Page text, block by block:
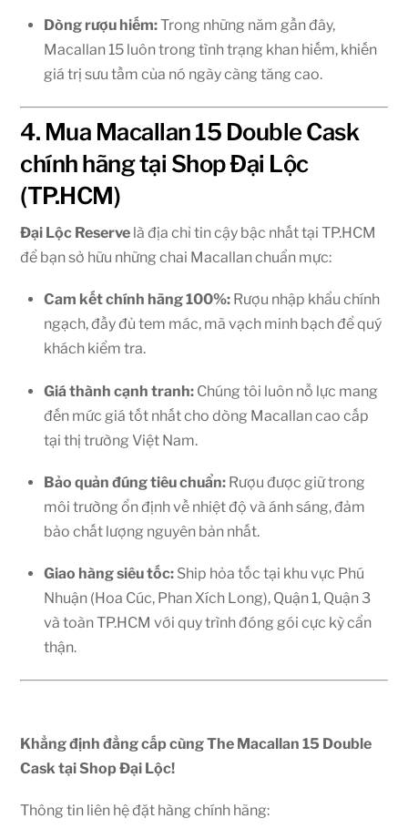
Dòng rượu hiếm:Trong những năm gần đây,
Macallan 15 luôn trong tình trạng khan hiếm, khiến
giá trị sưu tầm của nó ngày càng tăng cao.
4. Mua Macallan 15 Double Cask
chính hãng tại Shop Đại Lộc
(TP.HCM)
Đại Lộc Reserve là địa chỉ tin cậy bậc nhất tại TP.HCM
để bạn sở hữu những chai Macallan chuẩn mực:
Cam kết chính hãng 100%: Rượu nhập khẩu chính
ngạch, đầy đủ tem mác, mã vạch minh bạch để quý
khách kiểm tra.
Giá thành cạnh tranh: Chúng tôi luôn nỗ lực mang
đến mức giá tốt nhất cho dòng Macallan cao cấp
tại thị trường Việt Nam.
Bảo quản đúng tiêu chuẩn: Rượu được giữ trong
môi trường ổn định về nhiệt độ và ánh sáng, đảm
bảo chất lượng nguyên bản nhất.
Giao hàng siêu tốc: Ship hỏa tốc tại khu vực Phú
Nhuận (Hoa Cúc, Phan Xích Long), Quận 1, Quận 3
và toàn TP.HCM với quy trình đóng gói cực kỳ cẩn
thận.
Khẳng định đẳng cấp cùng The Macallan 15 Double
Cask tại Shop Đại Lộc!
Thông tin liên hệ đặt hàng chính hãng: